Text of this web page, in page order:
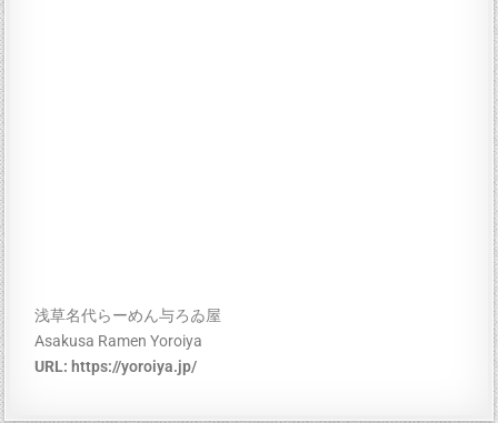
浅草名代らーめん与ろゐ屋
Asakusa Ramen Yoroiya
URL: https://yoroiya.jp/